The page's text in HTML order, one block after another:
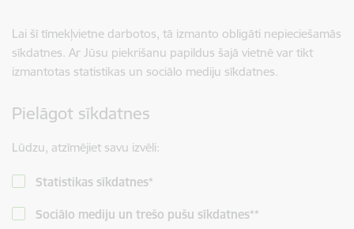
Lai šī tīmekļvietne darbotos, tā izmanto obligāti nepieciešamās
sīkdatnes. Ar Jūsu piekrišanu papildus šajā vietnē var tikt
izmantotas statistikas un sociālo mediju sīkdatnes.
Pielāgot sīkdatnes
Lūdzu, atzīmējiet savu izvēli:
Statistikas sīkdatnes*
Sociālo mediju un trešo pušu sīkdatnes**